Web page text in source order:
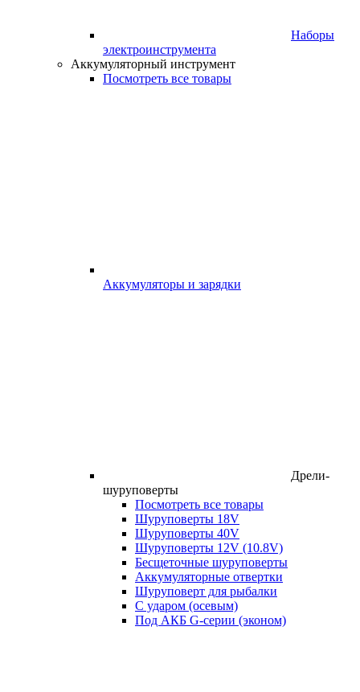
Наборы
электроинструмента
Аккумуляторный инструмент
Посмотреть все товары
Аккумуляторы и зарядки
Дрели-
шуруповерты
Посмотреть все товары
Шуруповерты 18V
Шуруповерты 40V
Шуруповерты 12V (10.8V)
Бесщеточные шуруповерты
Аккумуляторные отвертки
Шуруповерт для рыбалки
С ударом (осевым)
Под АКБ G-серии (эконом)